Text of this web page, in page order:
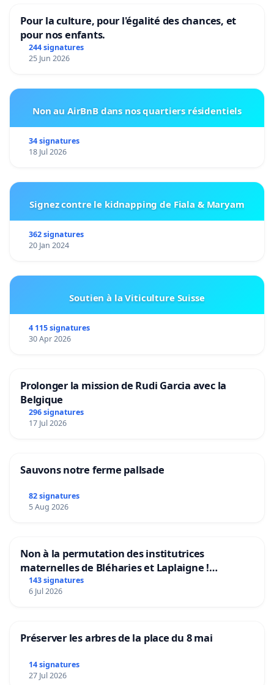
Pour la culture, pour l'égalité des chances, et
pour nos enfants.
244 signatures
25 Jun 2026
Non au AirBnB dans nos quartiers résidentiels
34 signatures
18 Jul 2026
Signez contre le kidnapping de Fiala & Maryam
362 signatures
20 Jan 2024
Soutien à la Viticulture Suisse
4 115 signatures
30 Apr 2026
Prolonger la mission de Rudi Garcia avec la
Belgique
296 signatures
17 Jul 2026
Sauvons notre ferme pallsade
82 signatures
5 Aug 2026
Non à la permutation des institutrices
maternelles de Bléharies et Laplaigne !
Préservons la stabilité de nos enfants.
143 signatures
6 Jul 2026
Préserver les arbres de la place du 8 mai
14 signatures
27 Jul 2026